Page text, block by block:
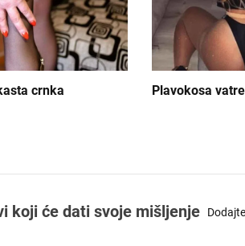
crnka Plavokosa
koji će dati svoje mišljenje